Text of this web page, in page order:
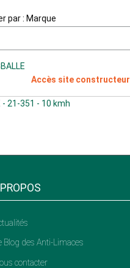
par : Marque
Accès site constructeur
- 21-351 - 10 kmh
Blog des Anti-Limaces
contacter